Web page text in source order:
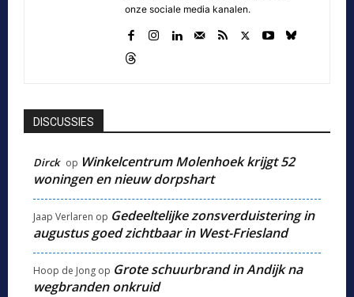
onze sociale media kanalen.
DISCUSSIES
Dirck op Winkelcentrum Molenhoek krijgt 52
woningen en nieuw dorpshart
Jaap Verlaren op Gedeeltelijke zonsverduistering in
augustus goed zichtbaar in West-Friesland
Hoop de Jong op Grote schuurbrand in Andijk na
wegbranden onkruid